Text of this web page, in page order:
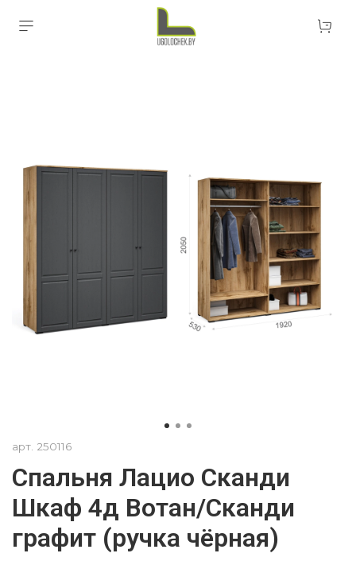
арт. 250116
Спальня Лацио Сканди
Шкаф 4д Вотан/Сканди
графит (ручка чёрная)